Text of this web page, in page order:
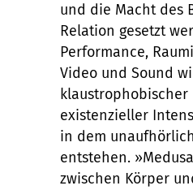
und die Macht des
Relation gesetzt
Performance,
Video und Sound
klaustrophobischer
existenzieller
in dem
entstehen.
zwischen Körper